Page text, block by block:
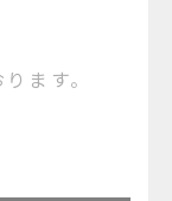
ます。